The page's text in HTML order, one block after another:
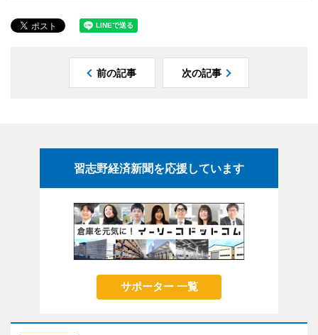
前の記事 次の記事
習志野経済新聞を応援しています
サポーター 一覧